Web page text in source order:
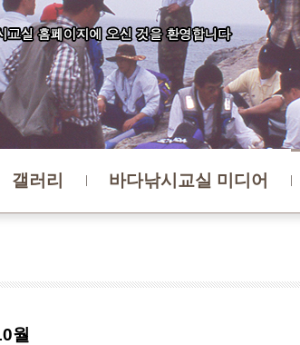
갤러리 바다낚시교실 미디어
월